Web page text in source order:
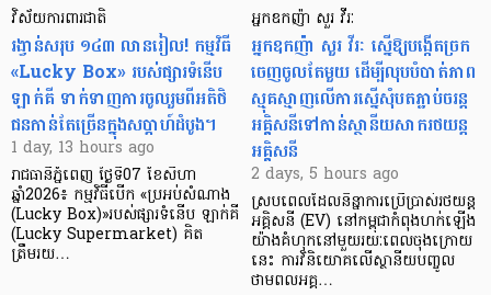
វិស័យការពារជាតិ
រង្វាន់សរុប ១៤៣ លានរៀល! កម្មវិធី
«Lucky Box» របស់ផ្សារទំនើប
ឡាក់គី ទាក់ទាញការចូលរួមពីអតិថិ
ជនកាន់តែច្រើនក្នុងសប្តាហ៍ដំបូង។
1 day, 13 hours ago
រាជធានីភ្នំពេញ ថ្ងៃទី07 ខែសីហា
ឆ្នាំ2026៖ កម្មវិធីបើក «ប្រអប់សំណាង
(Lucky Box)»របស់ផ្សារទំនើប ឡាក់គី
(Lucky Supermarket) គិត
ត្រឹមរយ…
អ្នកឧកញ៉ា សួរ វីរៈ
អ្នកឧកញ៉ា សួរ វីរៈ ស្នើឱ្យបង្កើតច្រក
ចេញចូលតែមួយ ដើម្បីលុបបំបាត់ភាព
ស្មុគស្មាញលើការស្នើសុំបតភ្ជាប់ចរន្ត
អគ្គិសនីទៅកាន់ស្ថានីយសាករថយន្ត
អគ្គិសនី
2 days, 5 hours ago
ស្របពេលដែលនិន្នាការប្រើប្រាស់រថយន្ត
អគ្គិសនី (EV) នៅកម្ពុជាកំពុងហក់ឡើង
យ៉ាងគំហុកនៅមួយរយៈពេលចុងក្រោយ
នេះ ការវិនិយោគលើស្ថានីយបញ្ចូល
ថាមពលអគ្គ…